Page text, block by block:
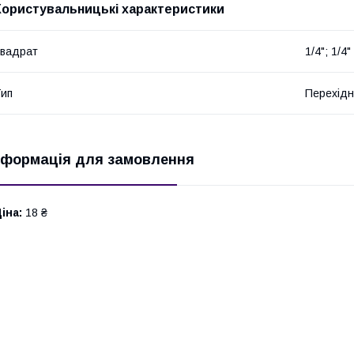
характеристики
1/4"; 1/4"
для замовлення
18 ₴